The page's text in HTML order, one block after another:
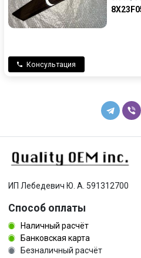
петля двери
трос капота
форсунка омывателя лобового стекла
эмблема
Консультация
ИП Лебедевич Ю. А. 591312700
Способ оплаты
Наличный расчёт
Банковская карта
Безналичный расчёт